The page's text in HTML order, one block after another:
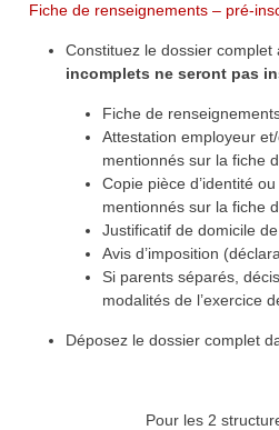
Fiche de renseignements – pré-
Constituez le dossier complet
incomplets ne seront pas
Fiche de
Attestation employeur
mentionnés sur la fiche
Copie pièce d’identité
mentionnés sur la fiche
Justificatif de domicile
Avis d’imposition
Si parents séparés,
modalités de l’exercice
Déposez le dossier complet
Pour les 2